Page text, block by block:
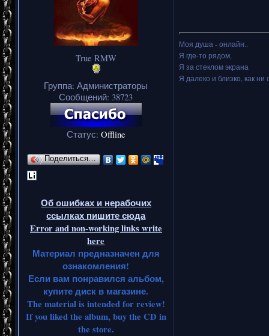
True RMW
Группа: Администраторы
Сообщений: 38723
Статус: Offline
Поделиться…
Об ошибках и нерабочих
ссылках пишите сюда
Error and non-working links write
here
Материал предназначен для
ознакомления!
Если вам понравился альбом,
купите диск в магазине.
The material is intended for review!
If you liked the album, buy the CD in
the store.
Моя душа - онлайн..
Я где-то рядом,
Я за стеклом экрана
Я далеко и близко, как ни